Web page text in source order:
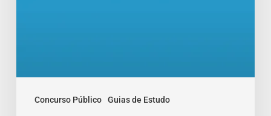
Concurso Público Guias de Estudo